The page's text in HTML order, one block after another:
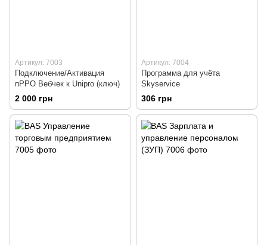
Артикул: 7003
Подключение/Активация
пРРО Вебчек к Unipro (ключ)
2 000 грн
Артикул: 7004
Программа для учёта
Skyservice
306 грн